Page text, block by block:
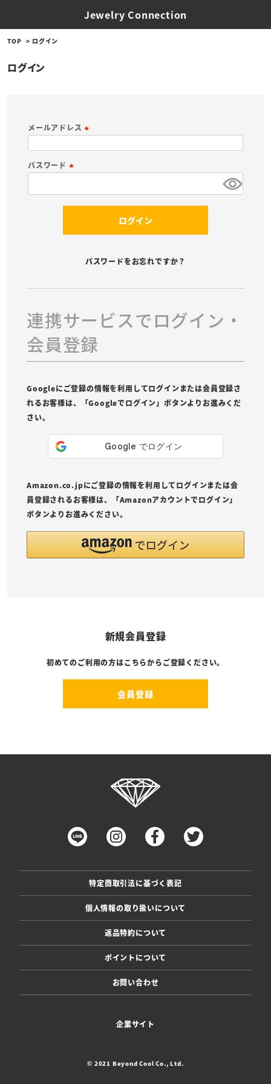
Jewelry Connection
TOP ログイン
ログイン
メールアドレス
須
パスワード
ログイン
パスワードをお忘れですか？
連携サービスでログイン・
会員登録
Googleにご登録の情報を利用してログインまたは会員登録さ
れるお客様は、「Googleでログイン」ボタンよりお進みくだ
さい。
Amazon.co.jpにご登録の情報を利用してログインまたは会
員登録されるお客様は、「Amazonアカウントでログイン」
ボタンよりお進みください。
新規会員登録
初めてのご利用の方はこちらからご登録ください。
会員登録
特定商取引法に基づく表記
個人情報の取り扱いについて
返品特約について
ポイントについて
お問い合わせ
企業サイト
© 2021 Beyond Cool Co., Ltd.